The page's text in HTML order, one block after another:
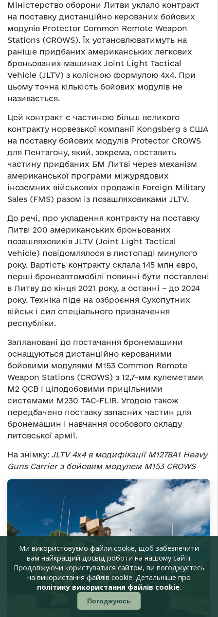
Міністерство оборони Литви уклало контракт
на поставку дистанційно керованих бойових
модулів Protector Common Remote Weapon
Stations (CROWS). Їх установлюватимуть на
раніше придбаних американських легкових
броньованих машинах Joint Light Tactical
Vehicle (JLTV) з колісною формулою 4х4. При
цьому точна кількість бойових модулів не
називається.
Цей контракт є частиною більш великого
контракту норвезької компанії Kongsberg з США
на поставку бойових модулів Protector CROWS
для Пентагону, який, зокрема, поставить
частину придбаних БМ Литві через механізм
американської програми міжурядових
іноземних військових продажів Foreign Military
Sales (FMS) разом із позашляховиками JLTV.
До речі, про укладення контракту на поставку
Литві 200 американських броньованих
позашляховиків JLTV (Joint Light Tactical
Vehicle) повідомлялося в листопаді минулого
року. Вартість контракту склала 145 млн євро,
перші бронеавтомобілі повинні бути поставлені
в Литву до кінця 2021 року, а останні – до 2024
року. Техніка піде на озброєння Сухопутних
військ і сил спеціального призначення
республіки.
Заплановані до постачання бронемашини
оснащуються дистанційно керованими
бойовими модулями M153 Common Remote
Weapon Stations (CROWS) з 12,7-мм кулеметами
M2 QCB і цілодобовими прицільними
системами M230 TAC-FLIR. Угодою також
передбачено поставку запасних частин для
бронемашин і навчання особового складу
литовської армії.
На знімку: JLTV 4х4 в модифікації M1278A1 Heavy
Guns Carrier з бойовим модулем M153 CROWS
Ми використовуємо файли cookie, щоб забезпечити
вам найкращий досвід роботи на нашому сайті.
Продовжуючи користуватися сайтом, ви погоджуєтесь
на використання файлів cookie. Детальніше про
політику використання файлів cookie.
Погоджуюсь